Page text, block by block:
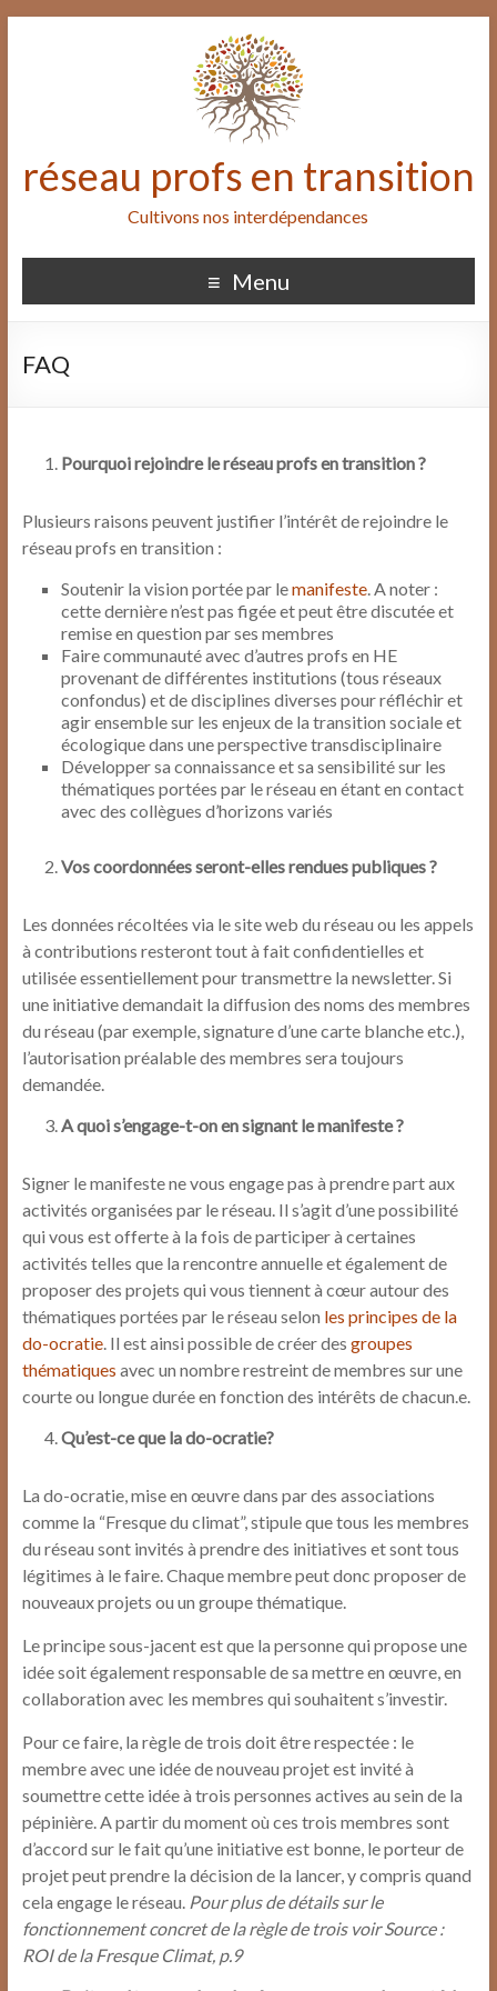
réseau profs en transition
Cultivons nos interdépendances
Menu
FAQ
Pourquoi rejoindre le réseau profs en transition ?
Plusieurs raisons peuvent justifier l’intérêt de rejoindre le
réseau profs en transition :
Soutenir la vision portée par lemanifeste. A noter :
cette dernière n’est pas figée et peut être discutée et
remise en question par ses membres
Faire communauté avec d’autres profs en HE
provenant de différentes institutions (tous réseaux
confondus) et de disciplines diverses pour réfléchir et
agir ensemble sur les enjeux de la transition sociale et
écologique dans une perspective transdisciplinaire
Développer sa connaissance et sa sensibilité sur les
thématiques portées par le réseau en étant en contact
avec des collègues d’horizons variés
Vos coordonnées seront-elles rendues publiques ?
Les données récoltées via le site web du réseau ou les appels
à contributions resteront tout à fait confidentielles et
utilisée essentiellement pour transmettre la newsletter. Si
une initiative demandait la diffusion des noms des membres
du réseau (par exemple, signature d’une carte blanche etc.),
l’autorisation préalable des membres sera toujours
demandée.
A quoi s’engage-t-on en signant le manifeste ?
Signer le manifeste ne vous engage pas à prendre part aux
activités organisées par le réseau. Il s’agit d’une possibilité
qui vous est offerte à la fois de participer à certaines
activités telles que la rencontre annuelle et également de
proposer des projets qui vous tiennent à cœur autour des
thématiques portées par le réseau selon les principes de la
do-ocratie. Il est ainsi possible de créer des groupes
thématiques avec un nombre restreint de membres sur une
courte ou longue durée en fonction des intérêts de chacun.e.
Qu’est-ce que la do-ocratie?
La do-ocratie, mise en œuvre dans par des associations
comme la “Fresque du climat”, stipule que tous les membres
du réseau sont invités à prendre des initiatives et sont tous
légitimes à le faire. Chaque membre peut donc proposer de
nouveaux projets ou un groupe thématique.
Le principe sous-jacent est que la personne qui propose une
idée soit également responsable de sa mettre en œuvre, en
collaboration avec les membres qui souhaitent s’investir.
Pour ce faire, la règle de trois doit être respectée : le
membre avec une idée de nouveau projet est invité à
soumettre cette idée à trois personnes actives au sein de la
pépinière. A partir du moment où ces trois membres sont
d’accord sur le fait qu’une initiative est bonne, le porteur de
projet peut prendre la décision de la lancer, y compris quand
cela engage le réseau. Pour plus de détails sur le
fonctionnement concret de la règle de trois voir Source :
ROI de la Fresque Climat, p.9